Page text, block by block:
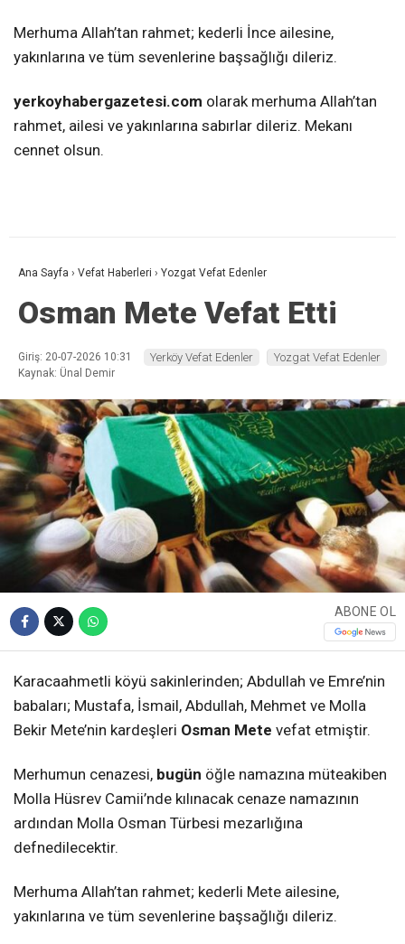
Merhuma Allah’tan rahmet; kederli İnce ailesine,
yakınlarına ve tüm sevenlerine başsağlığı dileriz.
yerkoyhabergazetesi.com olarak merhuma Allah’tan
rahmet, ailesi ve yakınlarına sabırlar dileriz. Mekanı
cennet olsun.
Ana Sayfa › Vefat Haberleri › Yozgat Vefat Edenler
Osman Mete Vefat Etti
Giriş: 20-07-2026 10:31
Kaynak: Ünal Demir
Yerköy Vefat Edenler Yozgat Vefat Edenler
ABONE OL
Karacaahmetli köyü sakinlerinden; Abdullah ve Emre’nin
babaları; Mustafa, İsmail, Abdullah, Mehmet ve Molla
Bekir Mete’nin kardeşleri Osman Mete vefat etmiştir.
Merhumun cenazesi, bugün öğle namazına müteakiben
Molla Hüsrev Camii’nde kılınacak cenaze namazının
ardından Molla Osman Türbesi mezarlığına
defnedilecektir.
Merhuma Allah’tan rahmet; kederli Mete ailesine,
yakınlarına ve tüm sevenlerine başsağlığı dileriz.